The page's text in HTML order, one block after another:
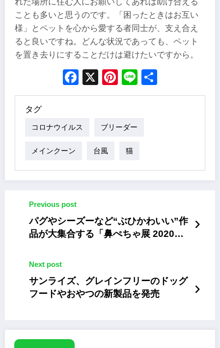
ことも多いと思うのです。「困ったときはお互い
様」とペットを心から愛する者同士が、支え合え
ると良いですね。どんな状況であっても、ペット
を置き去りにすることだけは避けたいですから。
Facebook
X Pinterest
Line
タグ
コロナウイルス ブリーダー
メインクーン 台風 猫
Previous post
パグやシーズーなど“ぶひかわいい”作
品が大集合する「鼻ぺちゃ展 2020」
Next post
サンライズ、グレインフリーのドッグ
フードやおやつの新製品を発売